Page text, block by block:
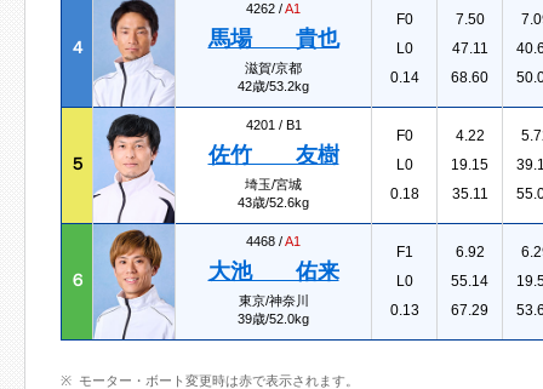
４
4262 /A1
馬場 貴也
滋賀/京都
42歳/53.2kg
F0
L0
0.14
7.50
47.11
68.60
５
4201 / B1
佐竹 友樹
埼玉/宮城
43歳/52.6kg
F0
L0
0.18
4.22
19.15
35.11
６
4468 /A1
大池 佑来
東京/神奈川
39歳/52.0kg
F1
L0
0.13
6.92
55.14
67.29
モーター・ボート変更時は赤で表示されます。